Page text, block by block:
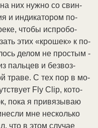
них нуж­но со свин­
и ин­ди­ка­то­ром по­
что­бы ис­про­бо­
этих «кро­шек» к по­
де­лом не про­стым -
паль­цев и без­воз­
тра­ве. С тех пор в мо­
Fly Clip, ко­то­
по­ка я при­вя­зы­ваю
мне не­сколь­ко
что в этом слу­чае